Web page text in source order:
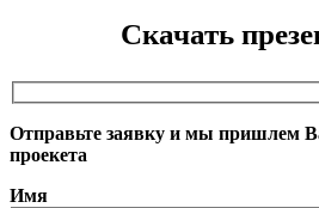
Скачать
Отправьте заявку и мы пришлем
проекета
Имя